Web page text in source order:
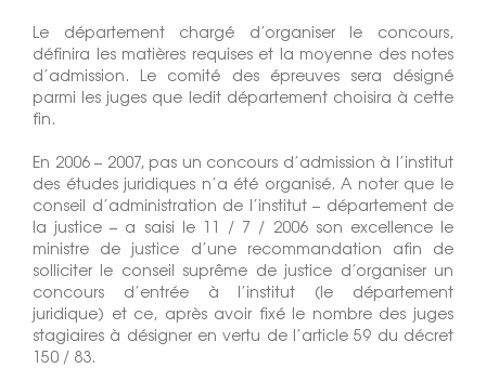
Le département chargé d’organiser le concours,
définira les matières requises et la moyenne des notes
d’admission. Le comité des épreuves sera désigné
parmi les juges que ledit département choisira à cette
fin.
En 2006 – 2007, pas un concours d’admission à l’institut
des études juridiques n’a été organisé. A noter que le
conseil d’administration de l’institut – département de
la justice – a saisi le 11 / 7 / 2006 son excellence le
ministre de justice d’une recommandation afin de
solliciter le conseil suprême de justice d’organiser un
concours d’entrée à l’institut (le département
juridique) et ce, après avoir fixé le nombre des juges
stagiaires à désigner en vertu de l’article 59 du décret
150 / 83.